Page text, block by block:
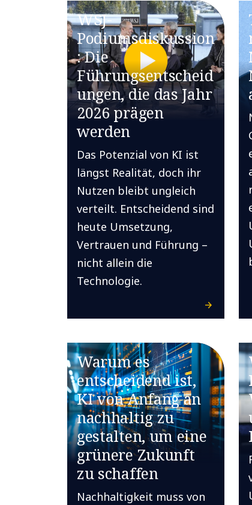
WSJ-
Podiumsdiskussion
: Die
Führungsentscheid
ungen, die das Jahr
2026 prägen
werden
Das Potenzial von KI ist
längst Realität, doch ihr
Nutzen bleibt ungleich
verteilt. Entscheidend sind
heute Umsetzung,
Vertrauen und Führung –
nicht allein die
Technologie.
Warum es
entscheidend ist,
KI von Anfang an
nachhaltig zu
gestalten, um eine
grünere Zukunft
zu schaffen
Nachhaltigkeit muss von